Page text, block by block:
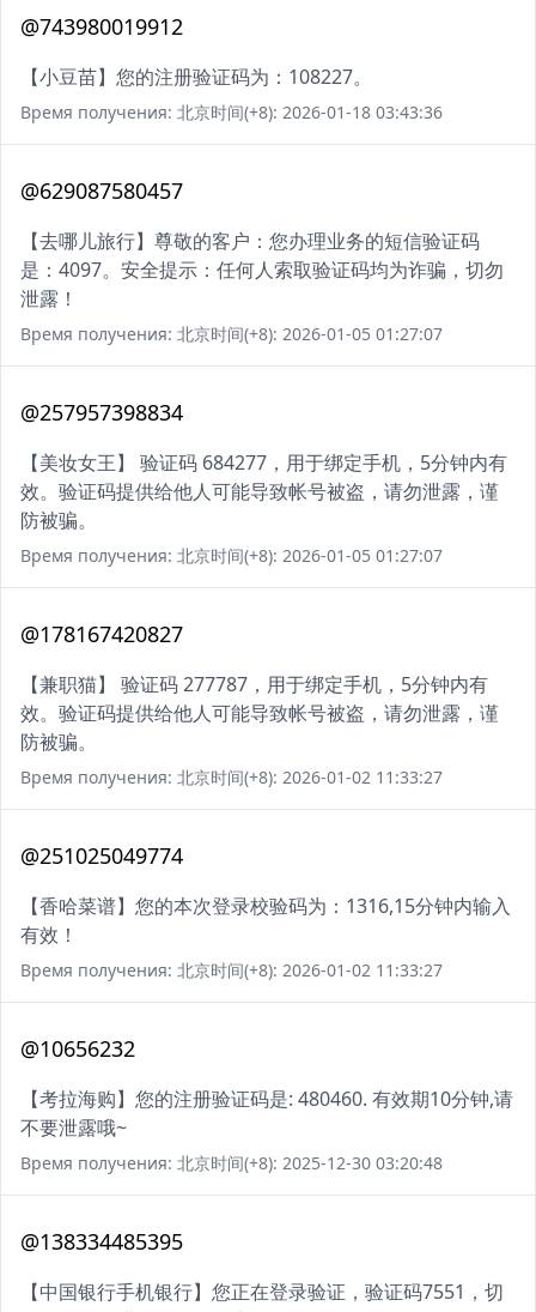
@743980019912
【小豆苗】您的注册验证码为：108227。
Время получения: 北京时间(+8): 2026-01-18 03:43:36
@629087580457
【去哪儿旅行】尊敬的客户：您办理业务的短信验证码
是：4097。安全提示：任何人索取验证码均为诈骗，切勿
泄露！
Время получения: 北京时间(+8): 2026-01-05 01:27:07
@257957398834
【美妆女王】 验证码 684277，用于绑定手机，5分钟内有
效。验证码提供给他人可能导致帐号被盗，请勿泄露，谨
防被骗。
Время получения: 北京时间(+8): 2026-01-05 01:27:07
@178167420827
【兼职猫】 验证码 277787，用于绑定手机，5分钟内有
效。验证码提供给他人可能导致帐号被盗，请勿泄露，谨
防被骗。
Время получения: 北京时间(+8): 2026-01-02 11:33:27
@251025049774
【香哈菜谱】您的本次登录校验码为：1316,15分钟内输入
有效！
Время получения: 北京时间(+8): 2026-01-02 11:33:27
@10656232
【考拉海购】您的注册验证码是: 480460. 有效期10分钟,请
不要泄露哦~
Время получения: 北京时间(+8): 2025-12-30 03:20:48
@138334485395
【中国银行手机银行】您正在登录验证，验证码7551，切